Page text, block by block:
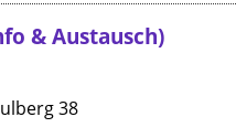
& Austausch)
38